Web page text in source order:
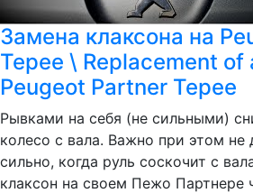
Замена клаксона на
Tepee \ Replacement of
Peugeot Partner Tepee
Рывками на себя (не сильными)
колесо с вала. Важно при этом не
сильно, когда руль соскочит с
клаксон на своем Пежо Партнере